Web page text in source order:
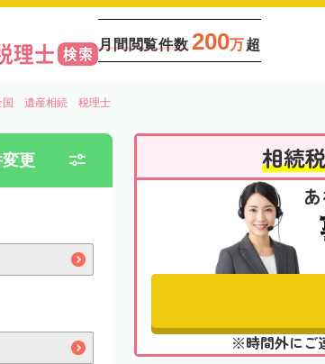
月間閲覧件数 200万超
国 遺産相続 税理士
更 相続
※時間外にご